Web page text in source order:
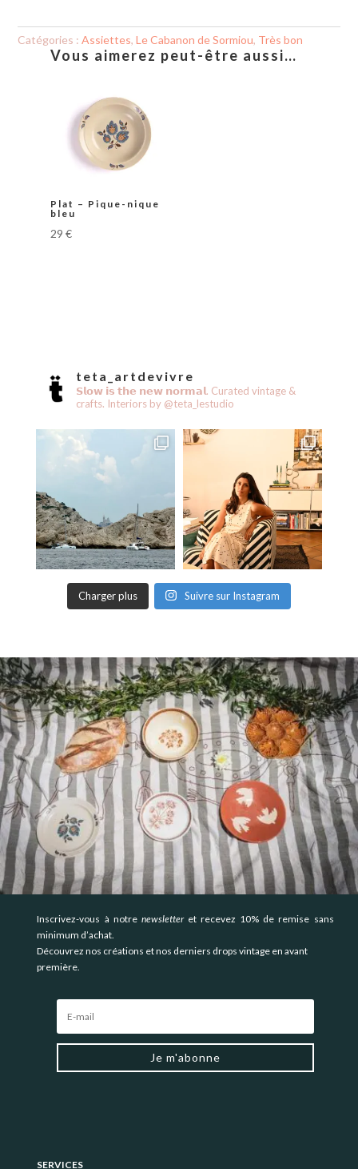
Pique-
Catégories :Assiettes,Le Cabanon de Sormiou, Très bon
Vous aimerez peut-être aussi…
Plat – Pique-nique
bleu
29 €
teta_artdevivre
𝗦𝗹𝗼𝘄 𝗶𝘀 𝘁𝗵𝗲 𝗻𝗲𝘄 𝗻𝗼𝗿𝗺𝗮𝗹. Curated vintage &
crafts. Interiors by @teta_lestudio
Charger plus Suivre sur Instagram
Inscrivez-vous à notre newsletteret recevez 10% de remise sans
minimum d’achat.
Découvrez nos créations et nos derniers drops vintage en avant
première.
Je m'abonne
SERVICES